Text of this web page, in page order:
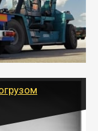
для больших
мешки,
места
по
юридических лиц